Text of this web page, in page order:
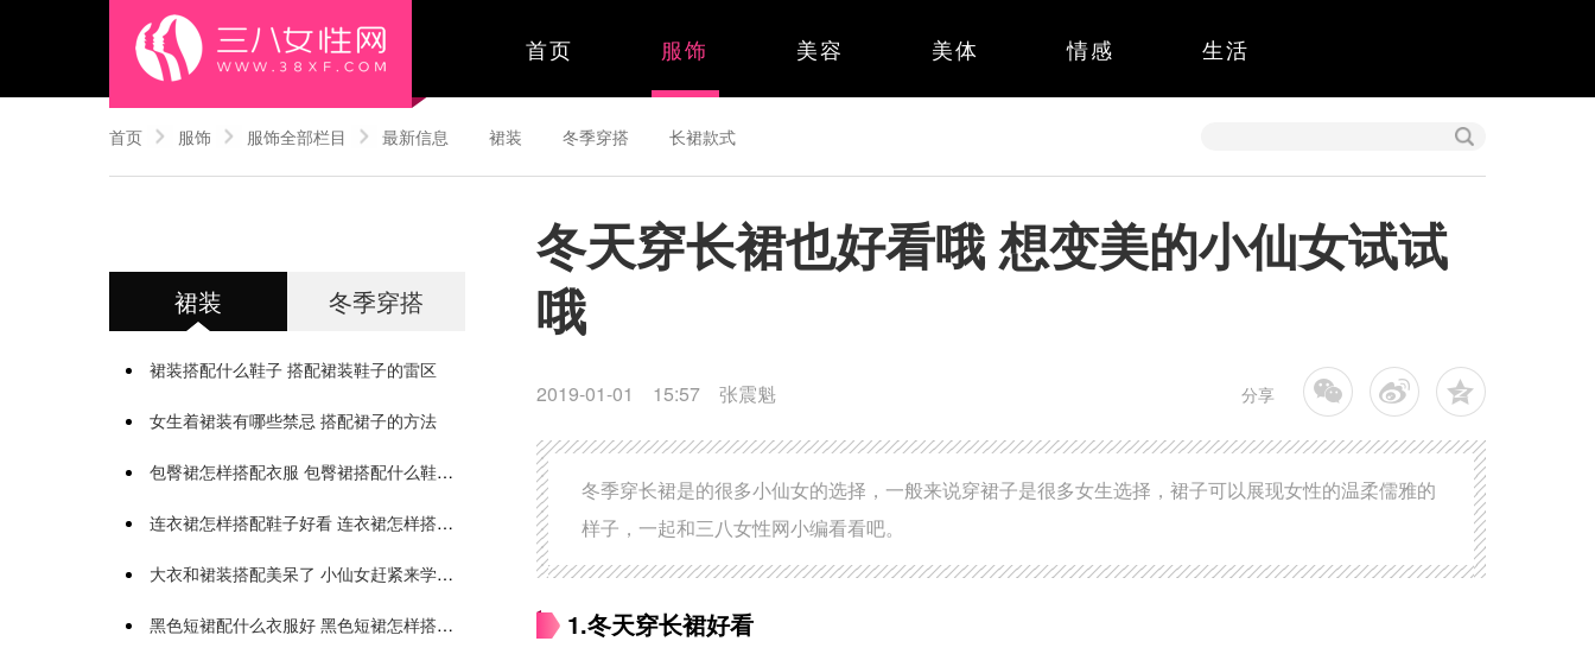
首页 服饰 美容 美体 情感 生活
首页 服饰 服饰全部栏目 最新信息 裙装 冬季穿搭 长裙款式
裙装 冬季穿搭
裙装搭配什么鞋子 搭配裙装鞋子的雷区
女生着裙装有哪些禁忌 搭配裙子的方法
包臀裙怎样搭配衣服 包臀裙搭配什么鞋子好看
连衣裙怎样搭配鞋子好看 连衣裙怎样搭配外套
大衣和裙装搭配美呆了 小仙女赶紧来学习一下吧
黑色短裙配什么衣服好 黑色短裙怎样搭配鞋子
冬天穿长裙也好看哦 想变美的小仙女试试
哦
2019-01-01 15:57 张震魁 分享
冬季穿长裙是的很多小仙女的选择，一般来说穿裙子是很多女生选择，裙子可以展现女性的温柔儒雅的
样子，一起和三八女性网小编看看吧。
1.冬天穿长裙好看